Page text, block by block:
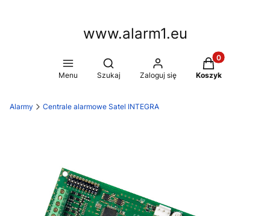
www.alarm1.eu
Menu
Otwórz wyszukiwarkę
Szukaj Zaloguj się
Produkty w
Koszyk
Alarmy Centrale alarmowe Satel INTEGRA